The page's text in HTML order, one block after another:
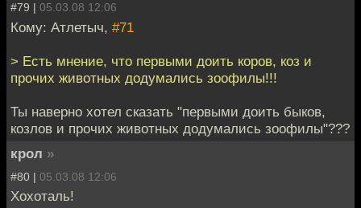
#79 | 05.03.08 12:06
Кому: Атлетыч, #71
> Есть мнение, что первыми доить коров, коз и
прочих животных додумались зоофилы!!!
Ты наверно хотел сказать "первыми доить быков,
козлов и прочих животных додумались зоофилы"???
крол »
#80 | 05.03.08 12:06
Хохоталь!